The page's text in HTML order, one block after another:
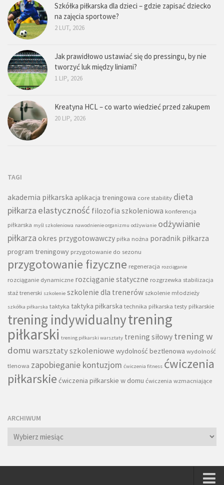
Szkółka piłkarska dla dzieci – gdzie zapisać dziecko
na zajęcia sportowe?
2 LUT, 2026
Jak prawidłowo ustawiać się do pressingu, by nie
tworzyć luk między liniami?
1 LIP, 2026
Kreatyna HCL – co warto wiedzieć przed zakupem
20 LIP, 2026
TAGI
akademia piłkarska aplikacja treningowa core stability dieta
piłkarza elastyczność filozofia szkoleniowa konferencja
piłkarska myśl szkoleniowa nawodnienie organizmu odżywianie odżywianie
piłkarza okres przygotowawczy piłka nożna poradnik piłkarza
program treningowy przygotowanie do sezonu
przygotowanie fizyczne regeneracja rozciąganie
rozciąganie dynamiczne rozciąganie statyczne rozgrzewka stabilizacja
staż trenerski szkolenie szkolenie dla trenerów szkolenie młodzieży
szkółka piłkarska taktyka taktyka piłkarska technika piłkarska testy piłkarskie
trening indywidualnytrening
piłkarski trening piłkarski warsztaty trening siłowy trening w
domu warsztaty szkoleniowe wydolność beztlenowa wydolność
tlenowa zapobieganie kontuzjom ćwiczenia fitness ćwiczenia
piłkarskie ćwiczenia piłkarskie w domu ćwiczenia wzmacniające
ARCHIWUM
Archiwum